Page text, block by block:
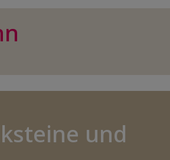
und